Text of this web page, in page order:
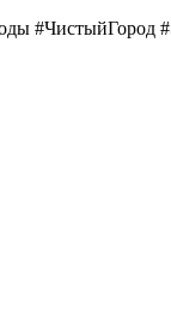
#ЧистыйГород